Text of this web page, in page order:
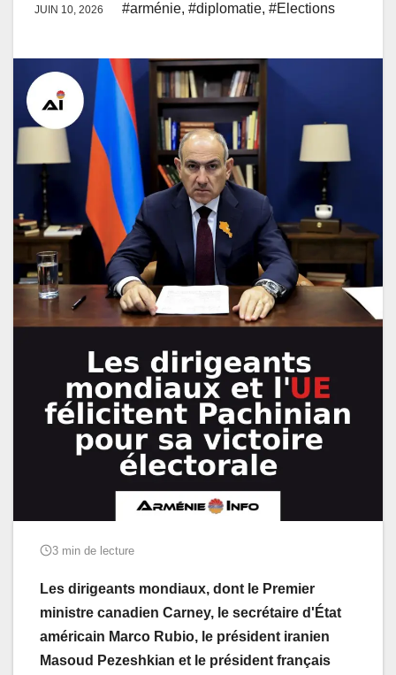
JUIN 10, 2026 #arménie, #diplomatie, #Elections
3 min de lecture
Les dirigeants mondiaux, dont le Premier
ministre canadien Carney, le secrétaire d'État
américain Marco Rubio, le président iranien
Masoud Pezeshkian et le président français